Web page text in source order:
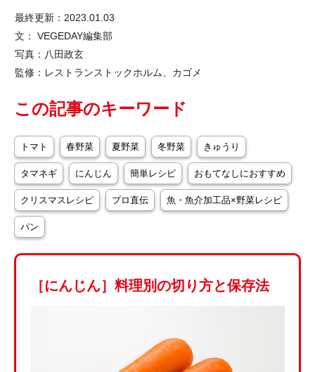
最終更新：2023.01.03
文： VEGEDAY編集部
写真：八田政玄
監修：レストランストックホルム、カゴメ
この記事のキーワード
トマト 春野菜 夏野菜 冬野菜 きゅうり
タマネギ にんじん 簡単レシピ おもてなしにおすすめ
クリスマスレシピ プロ直伝 魚・魚介加工品×野菜レシピ
パン
［にんじん］料理別の切り方と保存法